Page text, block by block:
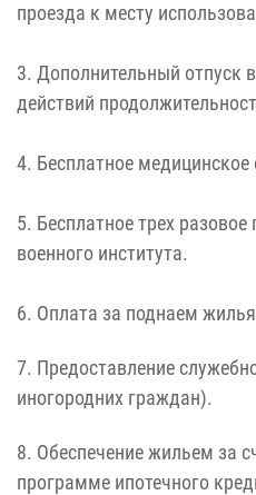
проезда к месту
3. Дополнительный отпуск
действий
4. Бесплатное медицинское
5. Бесплатное трех разовое
военного института.
6. Оплата за поднаем
7. Предоставление
иногородних граждан).
8. Обеспечение жильем за
программе ипотечного